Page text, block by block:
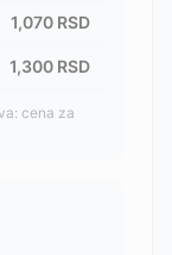
1,070 RSD
1,300 RSD
cena za